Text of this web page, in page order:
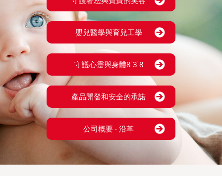
嬰兒醫學與育兒工學
守護心靈與身體8˙3˙8
產品開發和安全的承諾
公司概要 ‧ 沿革